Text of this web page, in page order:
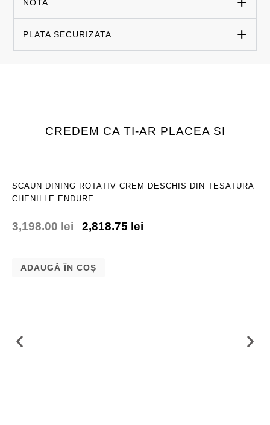
NOTA
PLATA SECURIZATA
CREDEM CA TI-AR PLACEA SI
SCAUN DINING ROTATIV CREM DESCHIS DIN TESATURA
CHENILLE ENDURE
3,198.00lei 2,818.75 lei
ADAUGĂ ÎN COȘ